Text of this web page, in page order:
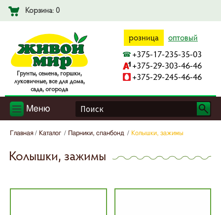
Корзина: 0
Гpyнты, ceмeнa, гopшки,
лyкoвичныe, вce для дoмa,
caдa, oгopoдa
розница оптовый
+375-17-235-35-03
+375-29-303-46-46
+375-29-245-46-46
Меню
Главная Каталог Парники, спанбонд Колышки, зажимы
Колышки, зажимы